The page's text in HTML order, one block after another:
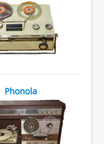
Phonola